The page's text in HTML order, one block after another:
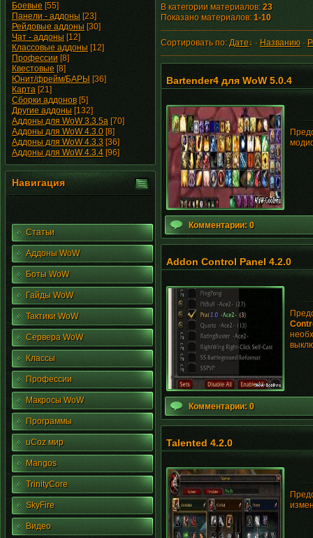
Боевые [55]
Панели - аддоны [23]
Рейдовые аддоны [30]
Чат - аддоны [12]
Классовые аддоны [12]
Профессии [8]
Квестовые [8]
Юнит/фрейм/БАРЫ [36]
Карта [21]
Сборки аддонов [5]
Другие аддоны [132]
Аддоны для WoW 3.3.5a [70]
Аддоны для WoW 4.3.0 [8]
Аддоны для WoW 4.3.3 [36]
Аддоны для WoW 4.3.4 [96]
Навигация
Статьи
Аддоны WoW
Боты WoW
Гайды WoW
Тактики WoW
Сервера WoW
Классы
Профессии
Макросы WoW
Программы
uCoz мир
Mangos
TrinityCore
SkyFire
Видео
В категории материалов: 23
Показано материалов: 1-10
Сортировать по: Дате↓ · Названию·
Bartender4 для WoW 5.0.4
Комментарии: 0
Addon Control Panel 4.2.0
Комментарии: 0
Talented 4.2.0